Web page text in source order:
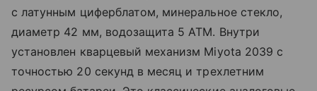
с латунным циферблатом, минеральное стекло,
диаметр 42 мм, водозащита 5 ATM. Внутри
установлен кварцевый механизм Miyota 2039 с
точностью 20 секунд в месяц и трехлетним